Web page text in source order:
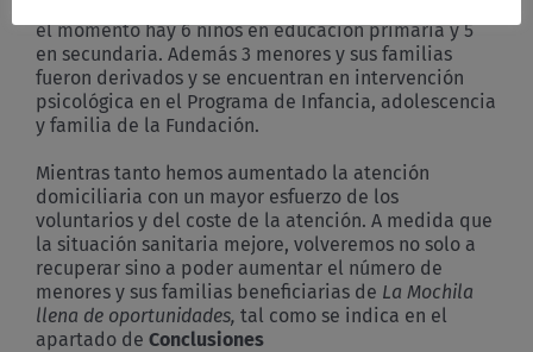
el momento hay 6 niños en educación primaria y 5
en secundaria. Además 3 menores y sus familias
fueron derivados y se encuentran en intervención
psicológica en el Programa de Infancia, adolescencia
y familia de la Fundación.
Mientras tanto hemos aumentado la atención
domiciliaria con un mayor esfuerzo de los
voluntarios y del coste de la atención. A medida que
la situación sanitaria mejore, volveremos no solo a
recuperar sino a poder aumentar el número de
menores y sus familias beneficiarias de La Mochila
llena de oportunidades, tal como se indica en el
apartado de Conclusiones